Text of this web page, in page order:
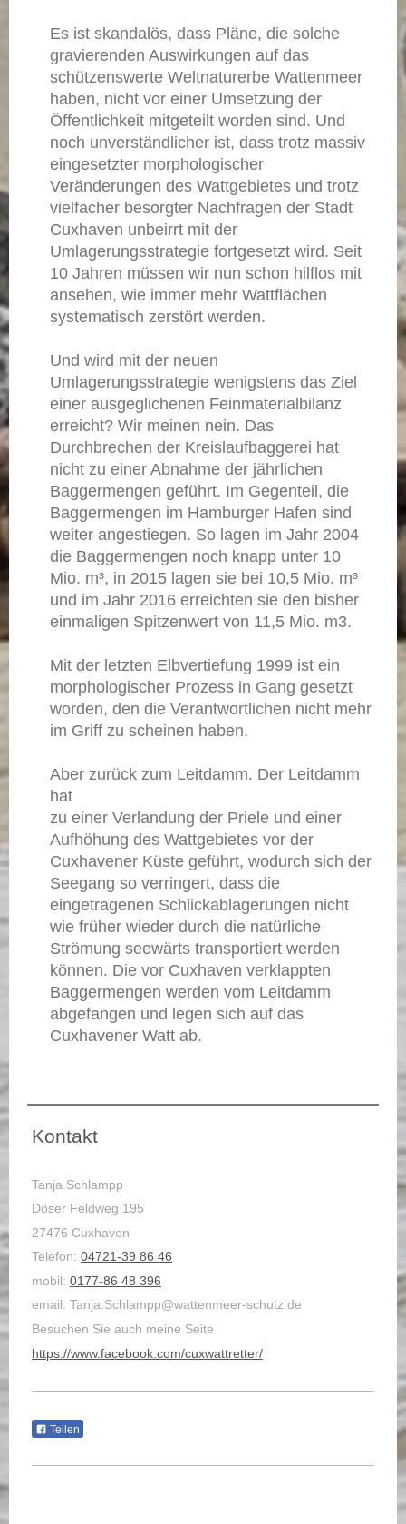
Es ist skandalös, dass Pläne, die solche
gravierenden Auswirkungen auf das
schützenswerte Weltnaturerbe Wattenmeer
haben, nicht vor einer Umsetzung der
Öffentlichkeit mitgeteilt worden sind. Und
noch unverständlicher ist, dass trotz massiv
eingesetzter morphologischer
Veränderungen des Wattgebietes und trotz
vielfacher besorgter Nachfragen der Stadt
Cuxhaven unbeirrt mit der
Umlagerungsstrategie fortgesetzt wird. Seit
10 Jahren müssen wir nun schon hilflos mit
ansehen, wie immer mehr Wattflächen
systematisch zerstört werden.
Und wird mit der neuen
Umlagerungsstrategie wenigstens das Ziel
einer ausgeglichenen Feinmaterialbilanz
erreicht? Wir meinen nein. Das
Durchbrechen der Kreislaufbaggerei hat
nicht zu einer Abnahme der jährlichen
Baggermengen geführt. Im Gegenteil, die
Baggermengen im Hamburger Hafen sind
weiter angestiegen. So lagen im Jahr 2004
die Baggermengen noch knapp unter 10
Mio. m³, in 2015 lagen sie bei 10,5 Mio. m³
und im Jahr 2016 erreichten sie den bisher
einmaligen Spitzenwert von 11,5 Mio. m3.
Mit der letzten Elbvertiefung 1999 ist ein
morphologischer Prozess in Gang gesetzt
worden, den die Verantwortlichen nicht mehr
im Griff zu scheinen haben.
Aber zurück zum Leitdamm. Der Leitdamm
hat
zu einer Verlandung der Priele und einer
Aufhöhung des Wattgebietes vor der
Cuxhavener Küste geführt, wodurch sich der
Seegang so verringert, dass die
eingetragenen Schlickablagerungen nicht
wie früher wieder durch die natürliche
Strömung seewärts transportiert werden
können. Die vor Cuxhaven verklappten
Baggermengen werden vom Leitdamm
abgefangen und legen sich auf das
Cuxhavener Watt ab.
Kontakt
Tanja Schlampp
Döser Feldweg 195
27476 Cuxhaven
Telefon: 04721-39 86 46
mobil: 0177-86 48 396
email: Tanja.Schlampp@wattenmeer-schutz.de
Besuchen Sie auch meine Seite
https://www.facebook.com/cuxwattretter/
Teilen